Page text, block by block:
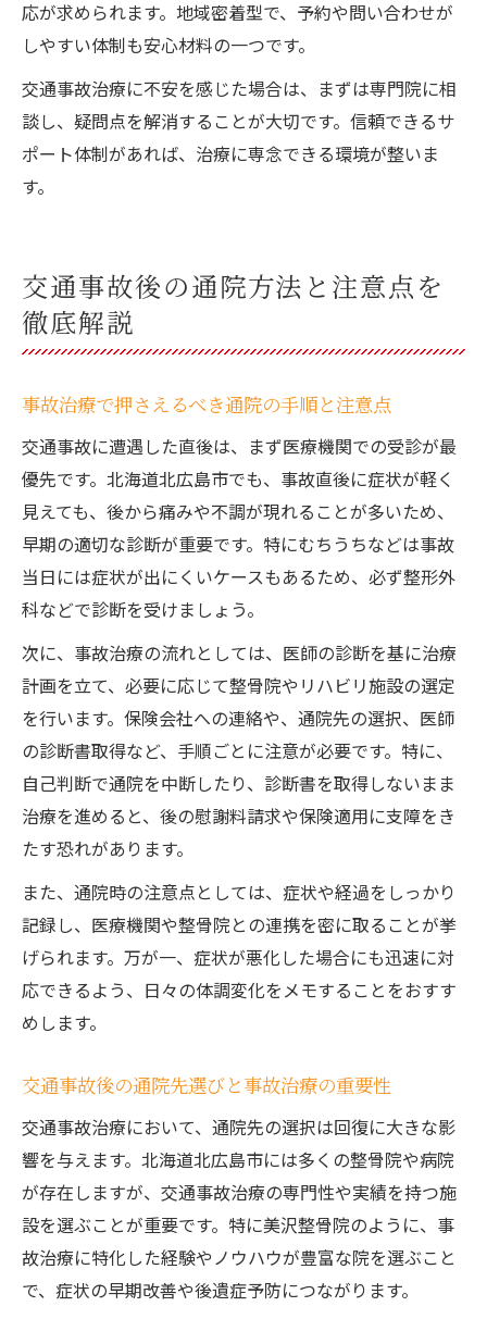
応が求められます。地域密着型で、予約や問い合わせが
しやすい体制も安心材料の一つです。
交通事故治療に不安を感じた場合は、まずは専門院に相
談し、疑問点を解消することが大切です。信頼できるサ
ポート体制があれば、治療に専念できる環境が整いま
す。
交通事故後の通院方法と注意点を
徹底解説
事故治療で押さえるべき通院の手順と注意点
交通事故に遭遇した直後は、まず医療機関での受診が最
優先です。北海道北広島市でも、事故直後に症状が軽く
見えても、後から痛みや不調が現れることが多いため、
早期の適切な診断が重要です。特にむちうちなどは事故
当日には症状が出にくいケースもあるため、必ず整形外
科などで診断を受けましょう。
次に、事故治療の流れとしては、医師の診断を基に治療
計画を立て、必要に応じて整骨院やリハビリ施設の選定
を行います。保険会社への連絡や、通院先の選択、医師
の診断書取得など、手順ごとに注意が必要です。特に、
自己判断で通院を中断したり、診断書を取得しないまま
治療を進めると、後の慰謝料請求や保険適用に支障をき
たす恐れがあります。
また、通院時の注意点としては、症状や経過をしっかり
記録し、医療機関や整骨院との連携を密に取ることが挙
げられます。万が一、症状が悪化した場合にも迅速に対
応できるよう、日々の体調変化をメモすることをおすす
めします。
交通事故後の通院先選びと事故治療の重要性
交通事故治療において、通院先の選択は回復に大きな影
響を与えます。北海道北広島市には多くの整骨院や病院
が存在しますが、交通事故治療の専門性や実績を持つ施
設を選ぶことが重要です。特に美沢整骨院のように、事
故治療に特化した経験やノウハウが豊富な院を選ぶこと
で、症状の早期改善や後遺症予防につながります。